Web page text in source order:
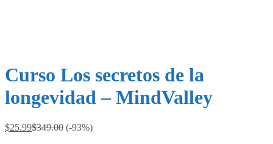
Curso Los secretos de la
longevidad – MindValley
$25.99$349.00 (-93%)